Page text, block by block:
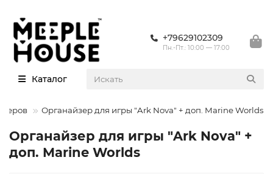
+79629102309
Пн.-Пт.: 10:00 — 17:00
Каталог
Органайзер для игры "Ark Nova" + доп. Marine Worlds
Органайзер для игры "Ark Nova" +
доп. Marine Worlds